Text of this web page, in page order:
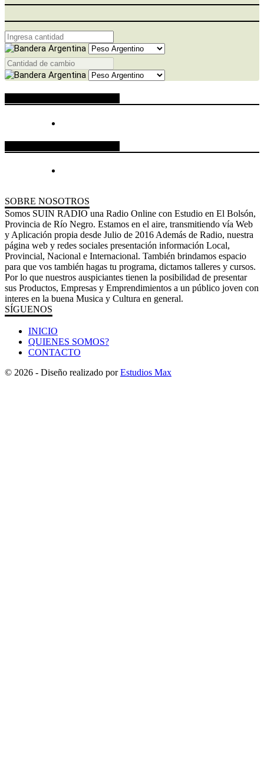
SOBRE NOSOTROS
Somos SUIN RADIO una Radio Online con Estudio en El Bolsón,
Provincia de Río Negro. Estamos en el aire, transmitiendo vía Web
y Aplicación propia desde Julio de 2016 Además de Radio, nuestra
página web y redes sociales presentación información Local,
Provincial, Nacional e Internacional. También brindamos espacio
para que vos también hagas tu programa, dictamos talleres y cursos.
Por lo que nuestros auspiciantes tienen la posibilidad de presentar
sus Productos, Empresas y Emprendimientos a un público joven con
interes en la buena Musica y Cultura en general.
SÍGUENOS
INICIO
QUIENES SOMOS?
CONTACTO
© 2026 - Diseño realizado porEstudios Max